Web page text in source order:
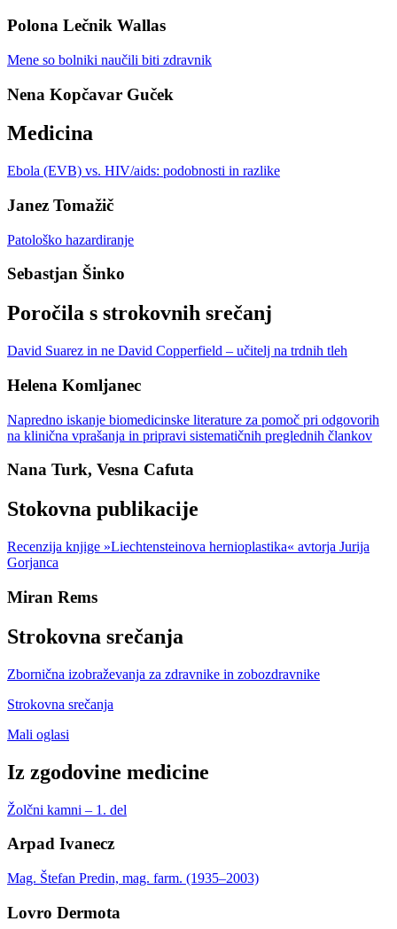
Polona Lečnik Wallas
Mene so bolniki naučili biti zdravnik
Nena Kopčavar Guček
Medicina
Ebola (EVB) vs. HIV/aids: podobnosti in razlike
Janez Tomažič
Patološko hazardiranje
Sebastjan Šinko
Poročila s strokovnih srečanj
David Suarez in ne David Copperfield – učitelj na trdnih tleh
Helena Komljanec
Napredno iskanje biomedicinske literature za pomoč pri odgovorih
na klinična vprašanja in pripravi sistematičnih preglednih člankov
Nana Turk, Vesna Cafuta
Stokovna publikacije
Recenzija knjige »Liechtensteinova hernioplastika« avtorja Jurija
Gorjanca
Miran Rems
Strokovna srečanja
Zbornična izobraževanja za zdravnike in zobozdravnike
Strokovna srečanja
Mali oglasi
Iz zgodovine medicine
Žolčni kamni – 1. del
Arpad Ivanecz
Mag. Štefan Predin, mag. farm. (1935–2003)
Lovro Dermota